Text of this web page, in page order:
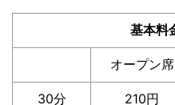
基本料
オープン席
30分 210円